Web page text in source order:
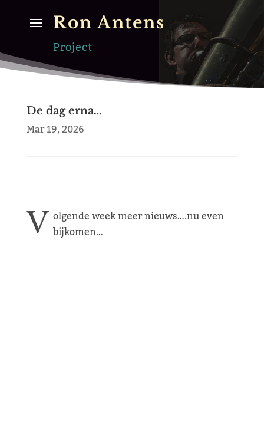
Ron Antens
Project
De dag erna…
Mar 19, 2026
V olgende week meer nieuws….nu even
bijkomen…